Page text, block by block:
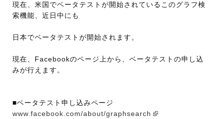
現在、米国でベータテストが開始されているこのグラフ検
索機能、近日中にも
日本でベータテストが開始されます。
現在、Facebookのページ上から、ベータテストの申し込
みが行えます。
■ベータテスト申し込みページ
www.facebook.com/about/graphsearch